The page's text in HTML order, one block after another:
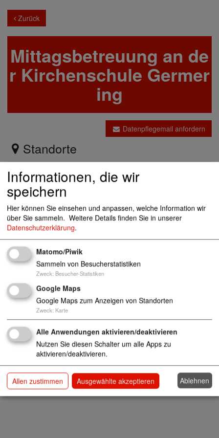
Zurück
Mittagsbetreuung an de
r Kirchenschule Germer
ing
Datenpflegemail anfordern
Standorte
Planegger Straße 9, 82110 Germering
089/848941
Informationen, die wir
speichern
Hier können Sie einsehen und anpassen, welche Information wir
über Sie sammeln. Weitere Details finden Sie in unserer
Datenschutzerklärung.
Matomo/Piwik
Sammeln von Besucherstatistiken
Zweck: Besucher-Statistiken
Google Maps
Google Maps zum Anzeigen von Standorten
Zweck: Karte
Alle Anwendungen aktivieren/deaktivieren
Nutzen Sie diesen Schalter um alle Apps zu
aktivieren/deaktivieren.
Allen zustimmen Ausgewählte akzeptieren Ablehnen